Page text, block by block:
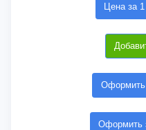
Цена за
Оформить
Оформить